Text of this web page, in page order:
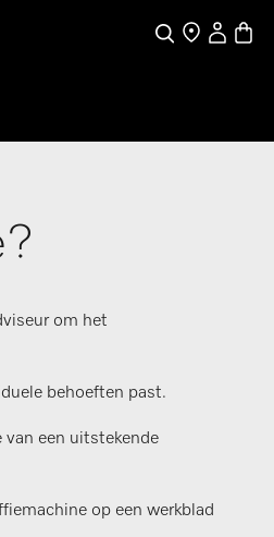
Wat zoek je?
Dealer zoeken
Mijn
om het
behoeften past.
een uitstekende
op een werkblad